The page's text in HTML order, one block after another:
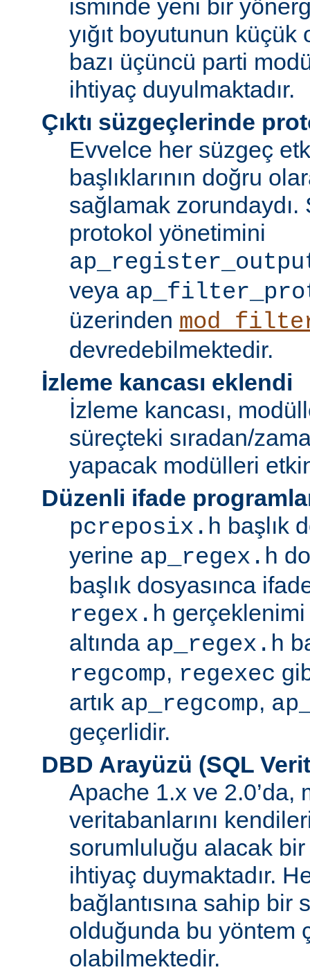
isminde yeni bir
yığıt boyutunun
bazı üçüncü parti
ihtiyaç duyulmaktadır.
Çıktı süzgeçlerinde
Evvelce her süzgeç
başlıklarının doğru
sağlamak zorundaydı.
protokol yönetimini
veya
üzerinden
devredebilmektedir.
İzleme kancası eklendi
İzleme kancası,
süreçteki sıradan/
yapacak modülleri
Düzenli ifade
pcreposix.h başlık
yerine ap_regex.h
başlık dosyasınca
regex.h
altında ap_regex.h
regcomp, regexec
artık ap_regcomp,
geçerlidir.
DBD Arayüzü (SQL
Apache 1.x ve 2.0’da,
veritabanlarını
sorumluluğu alacak bir
ihtiyaç duymaktadır.
bağlantısına sahip bir
olduğunda bu yöntem
olabilmektedir.